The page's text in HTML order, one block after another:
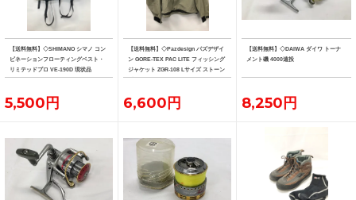
【送料無料】◇SHIMANO シマノ コン
ビネーションフローティングベスト・
リミテッドプロ VE-190D 現状品
5,500円
【送料無料】◇Pazdesign パズデザイ
ン GORE-TEX PAC LITE フィッシング
ジャケット ZGR-108 Lサイズ ストーン
系カラー
6,600円
【送料無料】◇DAIWA ダイワ トーナ
メント磯 4000遠投
8,250円